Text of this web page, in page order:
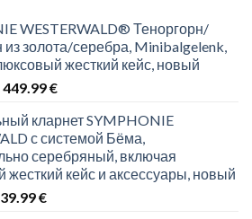
WESTERWALD® Теноргорн/
из золота/серебра, Minibalgelenk,
жесткий кейс, новый
Original
was:
1,699.00 €.
449.99€Current
is:
449.99 €.
кларнет SYMPHONIE
с системой Бёма,
серебряный, включая
кейс и аксессуары, новый
€Current